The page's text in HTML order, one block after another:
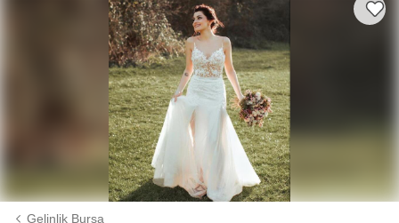
Gelinlik Bursa